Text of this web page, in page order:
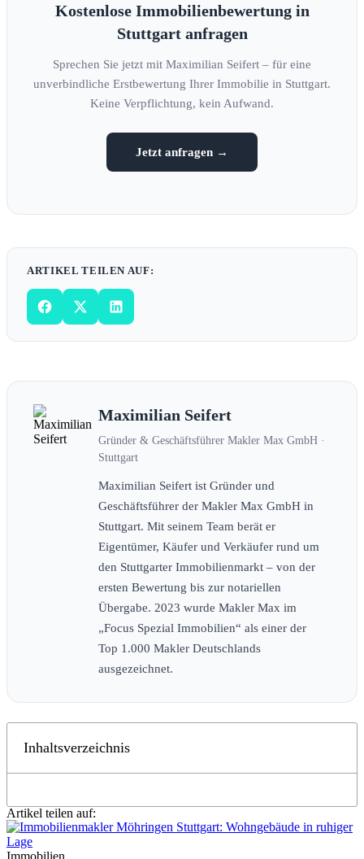
Kostenlose Immobilienbewertung in
Stuttgart anfragen
Sprechen Sie jetzt mit Maximilian Seifert – für eine
unverbindliche Erstbewertung Ihrer Immobilie in Stuttgart.
Keine Verpflichtung, kein Aufwand.
Jetzt anfragen →
ARTIKEL TEILEN AUF:
Maximilian Seifert
Gründer & Geschäftsführer Makler Max GmbH ·
Stuttgart
Maximilian Seifert ist Gründer und
Geschäftsführer der Makler Max GmbH in
Stuttgart. Mit seinem Team berät er
Eigentümer, Käufer und Verkäufer rund um
den Stuttgarter Immobilienmarkt – von der
ersten Bewertung bis zur notariellen
Übergabe. 2023 wurde Makler Max im
„Focus Spezial Immobilien“ als einer der
Top 1.000 Makler Deutschlands
ausgezeichnet.
Inhaltsverzeichnis
Artikel teilen auf:
Immobilien